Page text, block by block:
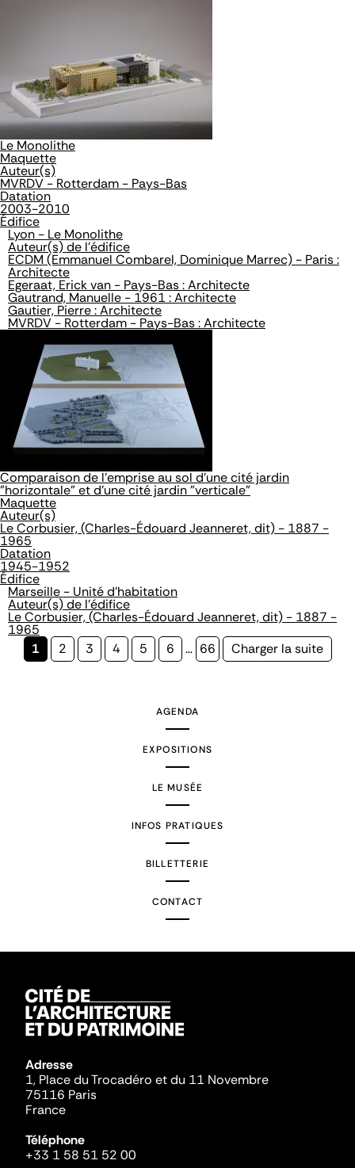
Le Monolithe
Maquette
Auteur(s)
MVRDV - Rotterdam - Pays-Bas
Datation
2003-2010
Édifice
Lyon - Le Monolithe
Auteur(s) de l'édifice
ECDM (Emmanuel Combarel, Dominique Marrec) - Paris :
Architecte
Egeraat, Erick van - Pays-Bas : Architecte
Gautrand, Manuelle - 1961 : Architecte
Gautier, Pierre : Architecte
MVRDV - Rotterdam - Pays-Bas : Architecte
Comparaison de l'emprise au sol d'une cité jardin
"horizontale" et d'une cité jardin "verticale"
Maquette
Auteur(s)
Le Corbusier, (Charles-Édouard Jeanneret, dit) - 1887 -
1965
Datation
1945-1952
Édifice
Marseille - Unité d'habitation
Auteur(s) de l'édifice
Le Corbusier, (Charles-Édouard Jeanneret, dit) - 1887 -
1965
Page
1 Page
2 Page
3 Page
4 Page
5 Page
6 … Page
66
Page
Charger la suite
AGENDA
EXPOSITIONS
LE MUSÉE
INFOS PRATIQUES
BILLETTERIE
CONTACT
Adresse
1, Place du Trocadéro et du 11 Novembre
75116 Paris
France
Téléphone
+33 1 58 51 52 00